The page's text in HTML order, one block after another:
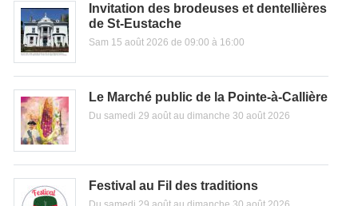
Invitation des brodeuses et dentellières
de St-Eustache
Sam 15 août 2026 de 09:00 à 16:00
Le Marché public de la Pointe-à-Callière
Du samedi 29 août au dimanche 30 août 2026
Festival au Fil des traditions